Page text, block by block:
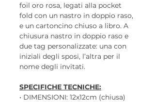
foil oro rosa, legati alla pocket
fold con un nastro in doppio raso,
e un cartoncino chiuso a libro. A
chiusura nastro in doppio raso e
due tag personalizzate: una con
iniziali degli sposi, l’altra per il
nome degli invitati.
SPECIFICHE TECNICHE:
• DIMENSIONI: 12x12cm (chiusa)